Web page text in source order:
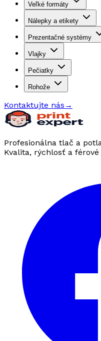
Veľké formáty
Nálepky a etikety
Prezentačné systémy
Vlajky
Pečiatky
Rohože
Kontaktujte nás →
Profesionálna tlač a
Kvalita, rýchlosť a férové